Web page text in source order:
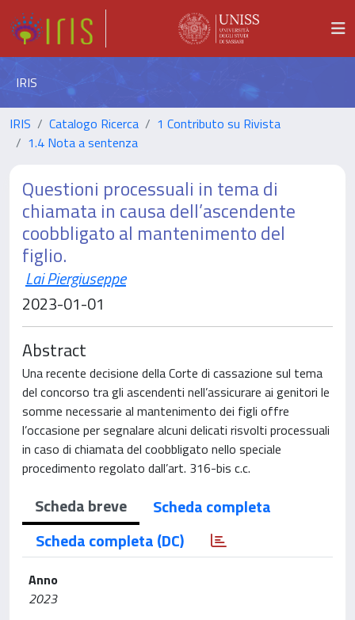
IRIS
IRIS Catalogo Ricerca
1 Contributo su Rivista
1.4 Nota a sentenza
Questioni processuali in tema di
chiamata in causa dell’ascendente
coobbligato al mantenimento del
figlio.
Lai Piergiuseppe
2023-01-01
Abstract
Una recente decisione della Corte di cassazione sul tema
del concorso tra gli ascendenti nell’assicurare ai genitori le
somme necessarie al mantenimento dei figli offre
l’occasione per segnalare alcuni delicati risvolti processuali
in caso di chiamata del coobbligato nello speciale
procedimento regolato dall’art. 316-bis c.c.
Scheda breve
Scheda completa
Scheda completa (DC)
Anno
2023